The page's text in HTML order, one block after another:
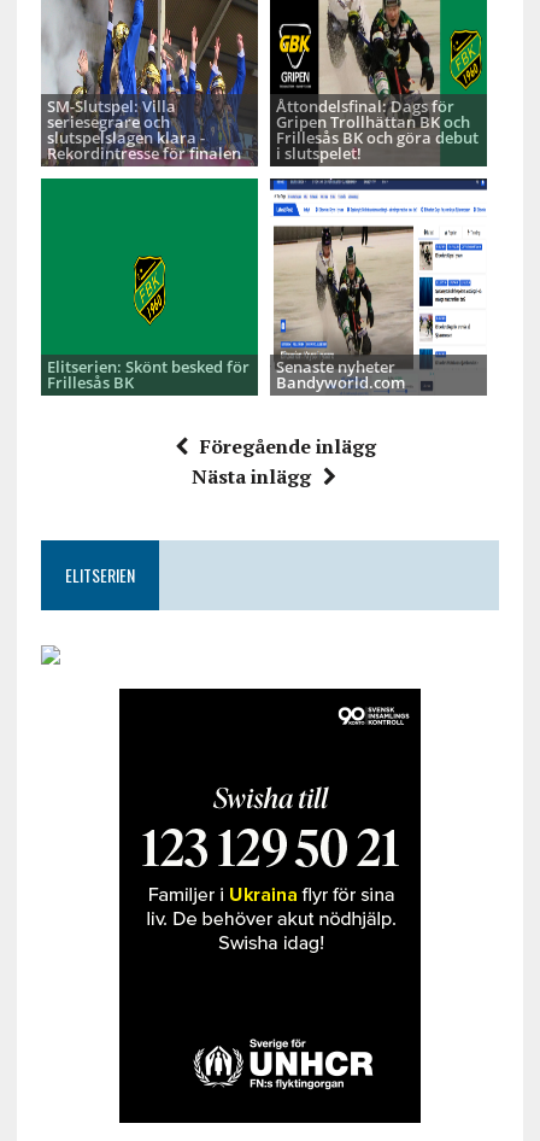
SM-Slutspel: Villa
seriesegrare och
slutspelslagen klara -
Rekordintresse för finalen
Åttondelsfinal: Dags för
Gripen Trollhättan BK och
Frillesås BK och göra debut
i slutspelet!
Elitserien: Skönt besked för
Frillesås BK
Senaste nyheter
Bandyworld.com
Föregående inlägg
Nästa inlägg
ELITSERIEN